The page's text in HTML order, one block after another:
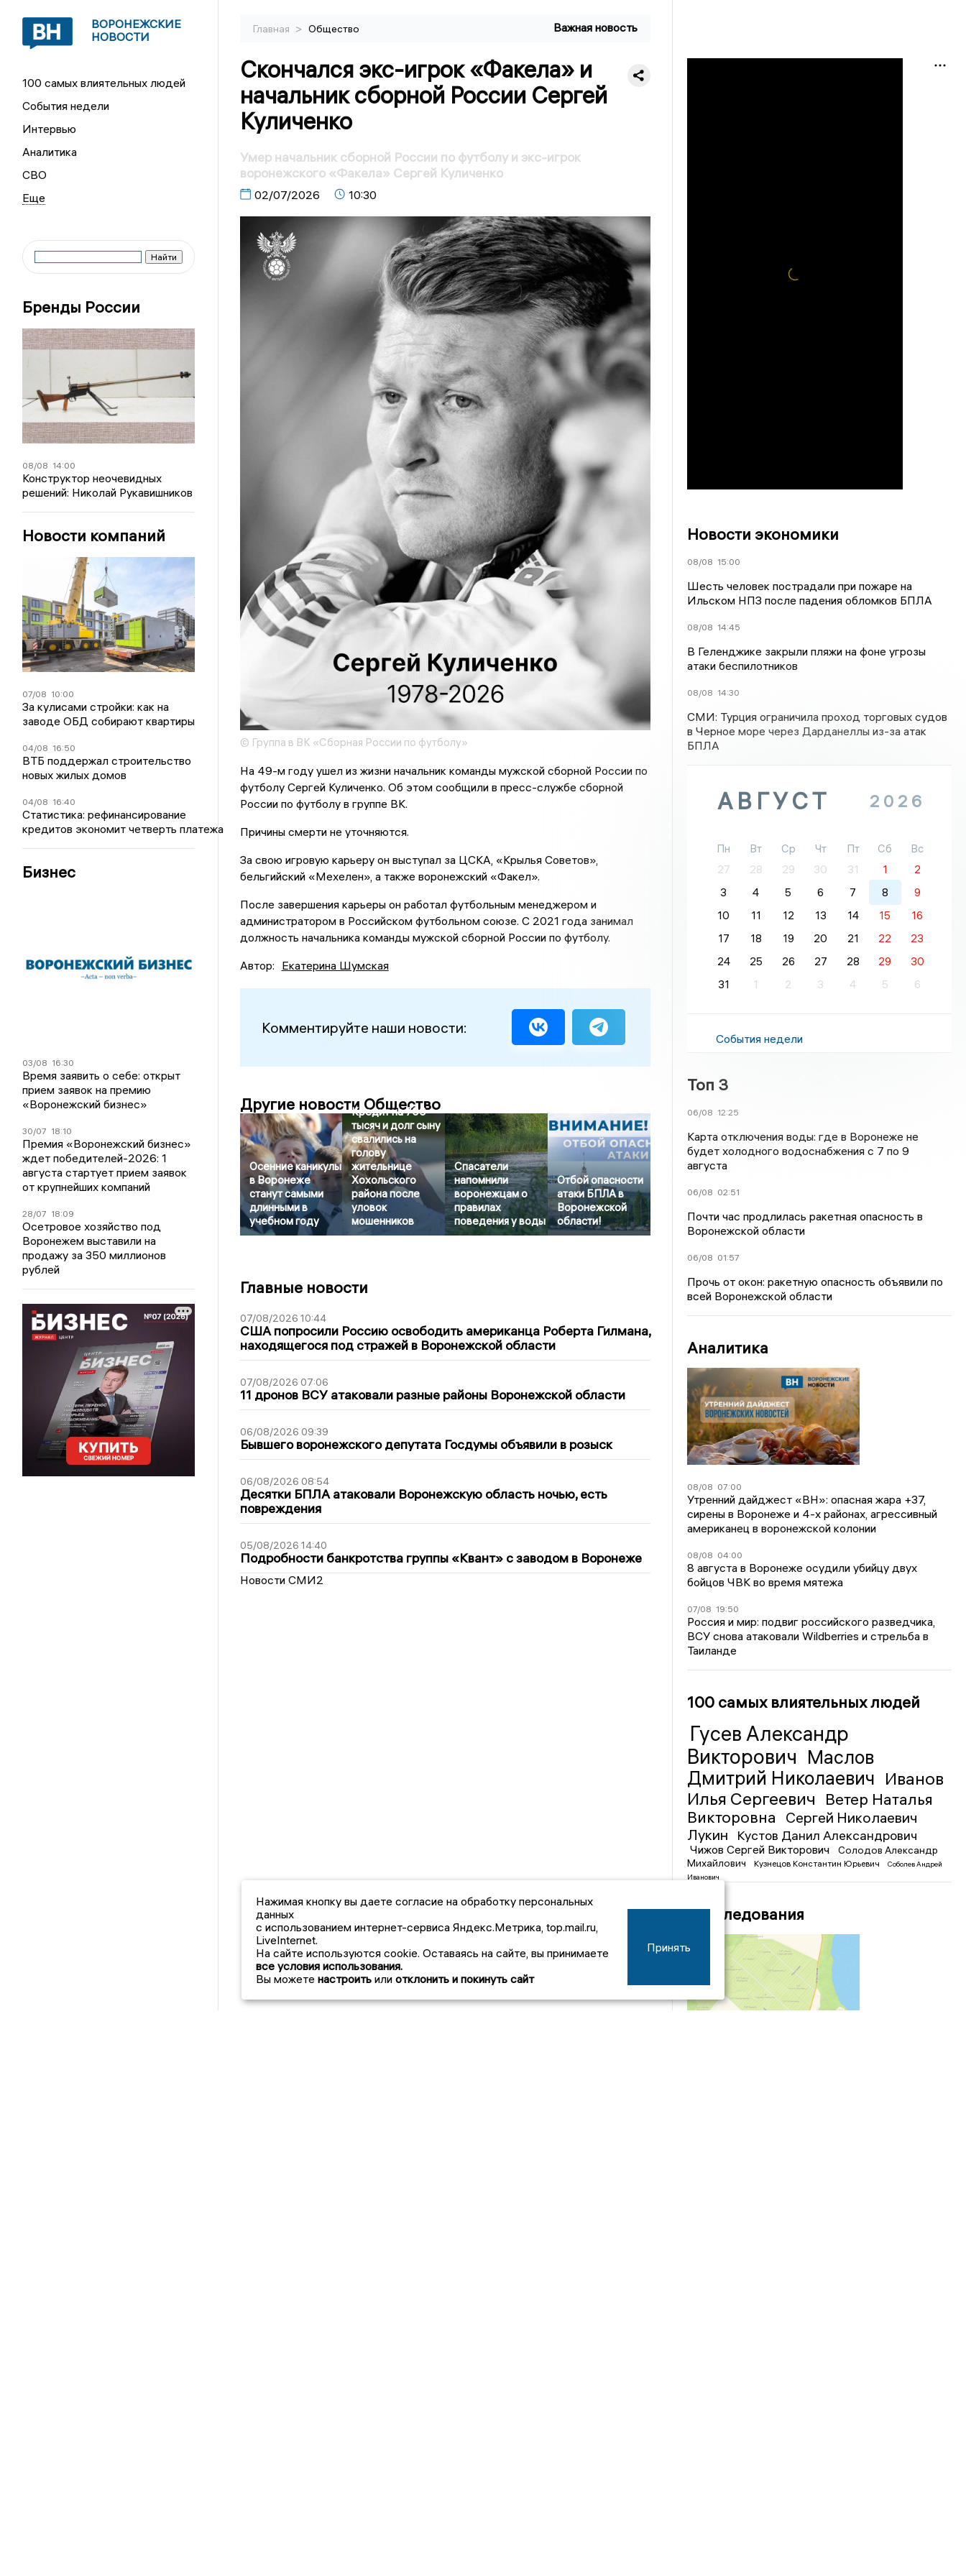
ВОРОНЕЖСКИЕ
НОВОСТИ
100 самых влиятельных людей
События недели
Интервью
Аналитика
СВО
Бренды России
08/08 14:00
Конструктор неочевидных
решений: Николай Рукавишников
Новости компаний
07/08 10:00
За кулисами стройки: как на
заводе ОБД собирают квартиры
04/08 16:50
ВТБ поддержал строительство
новых жилых домов
04/08 16:40
Статистика: рефинансирование
кредитов экономит четверть платежа
Бизнес
03/08 16:30
Время заявить о себе: открыт
прием заявок на премию
«Воронежский бизнес»
30/07 18:10
Премия «Воронежский бизнес»
ждет победителей-2026: 1
августа стартует прием заявок
от крупнейших компаний
28/07 18:09
Осетровое хозяйство под
Воронежем выставили на
продажу за 350 миллионов
рублей
Главная > Общество Важная новость
Скончался экс-игрок «Факела» и
начальник сборной России Сергей
Куличенко
Умер начальник сборной России по футболу и экс-игрок
воронежского «Факела» Сергей Куличенко
02/07/2026 10:30
© Группа в ВК «Сборная России по футболу»
На 49-м году ушел из жизни начальник команды мужской сборной России по
футболу Сергей Куличенко. Об этом сообщили в пресс-службе сборной
России по футболу в группе ВК.
Причины смерти не уточняются.
За свою игровую карьеру он выступал за ЦСКА, «Крылья Советов»,
бельгийский «Мехелен», а также воронежский «Факел».
После завершения карьеры он работал футбольным менеджером и
администратором в Российском футбольном союзе. С 2021 года занимал
должность начальника команды мужской сборной России по футболу.
Автор: Екатерина Шумская
Комментируйте наши новости:
Другие новости Общество
Осенние каникулы
в Воронеже
станут самыми
длинными в
учебном году
Кредит на 700
тысяч и долг сыну
свалились на
голову
жительнице
Хохольского
района после
уловок
мошенников
Спасатели
напомнили
воронежцам о
правилах
поведения у воды
Отбой опасности
атаки БПЛА в
Воронежской
области!
Главные новости
07/08/2026 10:44
США попросили Россию освободить американца Роберта Гилмана,
находящегося под стражей в Воронежской области
07/08/2026 07:06
11 дронов ВСУ атаковали разные районы Воронежской области
06/08/2026 09:39
Бывшего воронежского депутата Госдумы объявили в розыск
06/08/2026 08:54
Десятки БПЛА атаковали Воронежскую область ночью, есть
повреждения
05/08/2026 14:40
Подробности банкротства группы «Квант» с заводом в Воронеже
Новости СМИ2
Новости экономики
08/08 15:00
Шесть человек пострадали при пожаре на
Ильском НПЗ после падения обломков БПЛА
08/08 14:45
В Геленджике закрыли пляжи на фоне угрозы
атаки беспилотников
08/08 14:30
СМИ: Турция ограничила проход торговых судов
в Черное море через Дарданеллы из-за атак
БПЛА
АВГУСТ 2026
Пн Вт Ср Чт Пт Сб
Вс
27
28 29 30 31 1
2
3
4 5 6 7 8
9
10
11 12 13 14 15
16
17
18 19 20 21 22
23
24
25 26 27 28 29
30
31
1 2 3 4 5 6
События недели
Топ 3
06/08 12:25
Карта отключения воды: где в Воронеже не
будет холодного водоснабжения с 7 по 9
августа
06/08 02:51
Почти час продлилась ракетная опасность в
Воронежской области
06/08 01:57
Прочь от окон: ракетную опасность объявили по
всей Воронежской области
Аналитика
08/08 07:00
Утренний дайджест «ВН»: опасная жара +37,
сирены в Воронеже и 4-х районах, агрессивный
американец в воронежской колонии
08/08 04:00
8 августа в Воронеже осудили убийцу двух
бойцов ЧВК во время мятежа
07/08 19:50
Россия и мир: подвиг российского разведчика,
ВСУ снова атаковали Wildberries и стрельба в
Таиланде
100 самых влиятельных людей
Гусев Александр
Викторович Маслов
Дмитрий Николаевич Иванов
Илья Сергеевич
Ветер Наталья
Викторовна
Сергей Николаевич
Лукин
Кустов Данил Александрович
Чижов Сергей Викторович
Солодов Александр
Михайлович
Кузнецов Константин Юрьевич
Соболев Андрей
Иванович
Расследования
Нажимая кнопку вы даете согласие на обработку персональных
данных
с использованием интернет-сервиса Яндекс.Метрика, top.mail.ru,
LiveInternet.
На сайте используются cookie. Оставаясь на сайте, вы принимаете
все условия использования.
Вы можете настроить или отклонить и покинуть сайт
Принять